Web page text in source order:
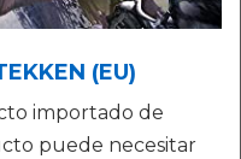
(EU)
importado de
puede necesitar